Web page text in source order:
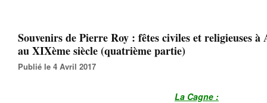
Souvenirs de Pierre Roy : fêtes civiles et religieuses à
au XIXème siècle (quatrième partie)
Publié le 4 Avril 2017
La Cagne :